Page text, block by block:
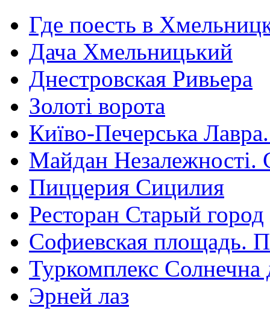
Где поесть в
Дача Хмельницький
Днестровская Ривьера
Золоті ворота
Київо-Печерська
Майдан Незалежності.
Пиццерия Сицилия
Ресторан Старый город
Софиевская площадь.
Туркомплекс Солнечна
Эрней лаз